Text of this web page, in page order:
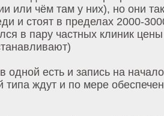
или чём там у них), но они так
и стоят в пределах 2000-
в пару частных клиник цены
одной есть и запись на начало
типа ждут и по мере